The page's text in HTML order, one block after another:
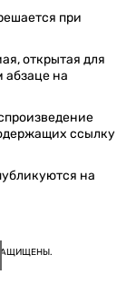
при
открытая для
абзаце на
ссылку
на
ЗАЩИЩЕНЫ.